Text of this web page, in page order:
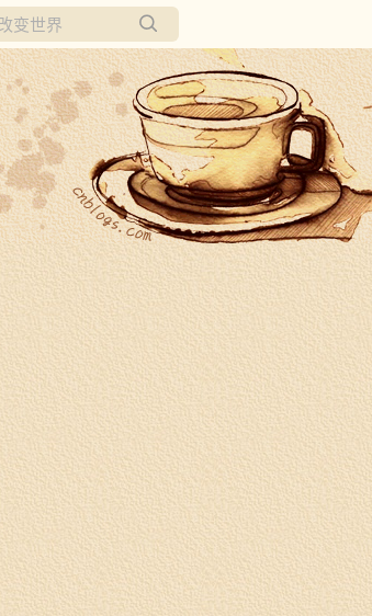
所有博客
当前博客